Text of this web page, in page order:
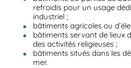
refroidis pour un usage
industriel ;
bâtiments agricoles ou
bâtiments servant de lieux
des activités religieuses ;
bâtiments situés dans les
mer.